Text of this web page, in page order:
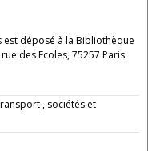
est déposé à la Bibliothèque
des Ecoles, 75257 Paris
, sociétés et